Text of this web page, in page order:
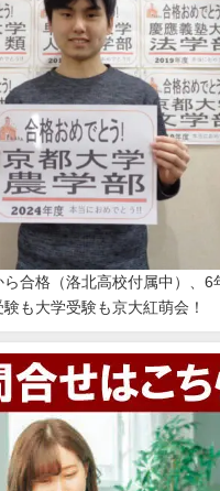
合格（洛北高校付属中）、6
も大学受験も京大紅萌会！